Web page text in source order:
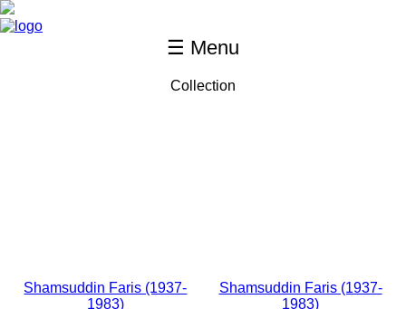
Skip to main content
☰ Menu
Collection
Shamsuddin Faris (1937-
1983)
Shamsuddin Faris (1937-
1983)